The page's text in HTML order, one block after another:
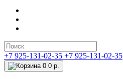
+7 925-131-02-35 +7 925-131-02-35
0 0 р.